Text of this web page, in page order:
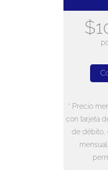
* Precio
con tarjeta
de débito,